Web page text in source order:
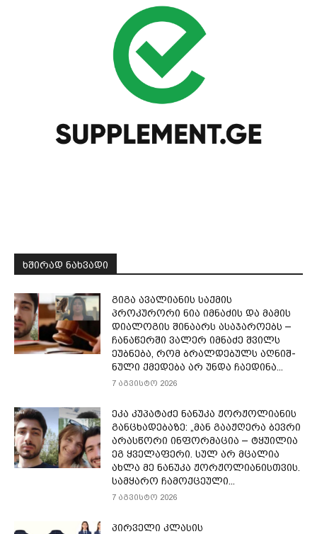
ᲮᲨᲘᲠᲐᲓ ᲜᲐᲮᲕᲐᲓᲘ
გიგა ავალიანის საქმის
პროკურორი ნია იმნაძის და მამის
დიალოგის შინაარს ასაჯაროებს –
ჩა­ნა­წერ­ში ვა­ლერ იმ­ნა­ძე შვილს
ეუბ­ნე­ბა, რომ ბრალ­დე­ბულს აღ­ნიშ­
ნუ­ლი ქმე­დე­ბა არ უნდა ჩა­ე­დი­ნა...
7 აგვისტო 2026
ეკა კუპატაძე ნანუკა ჟორჟოლიანის
განცხადებაზე: „მან გააჟღერა ბევრი
არასწორი ინფორმაცია – ტყუილია
ეგ ყველაფერი. სულ არ მცალია
ახლა მე ნანუკა ჟორჟოლიანისთვის.
სამყარო ჩამოქცეული...
7 აგვისტო 2026
პირველი კლასის